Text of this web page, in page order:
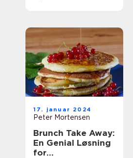
17. januar 2024
Peter Mortensen
Brunch Take Away:
En Genial Løsning
for